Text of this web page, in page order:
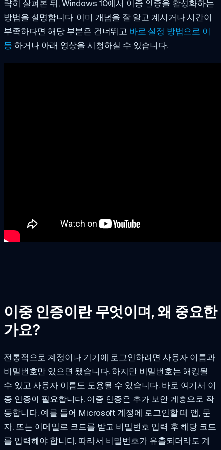
략히 살펴본 뒤, Windows 10에서 이중 인증을 활성화하는
방법을 설명합니다. 이미 개념을 잘 알고 계시거나 시간이
부족하다면 해당 부분은 건너뛰고 바로 설정 방법으로 이
동 하거나 아래 영상을 시청하실 수 있습니다.
이중 인증이란 무엇이며, 왜 중요한
가요?
전통적으로 계정이나 기기에 로그인하려면 사용자 이름과
비밀번호만 있으면 됐습니다. 하지만 비밀번호는 해킹될
수 있고 사용자 이름도 도용될 수 있습니다. 바로 여기서 이
중 인증이 필요합니다. 이중 인증은 추가 보안 계층으로 작
동합니다. 예를 들어 Microsoft 계정에 로그인할 때 앱, 문
자, 또는 이메일로 코드를 받고 비밀번호 입력 후 해당 코드
를 입력해야 합니다. 따라서 비밀번호가 유출되더라도 계